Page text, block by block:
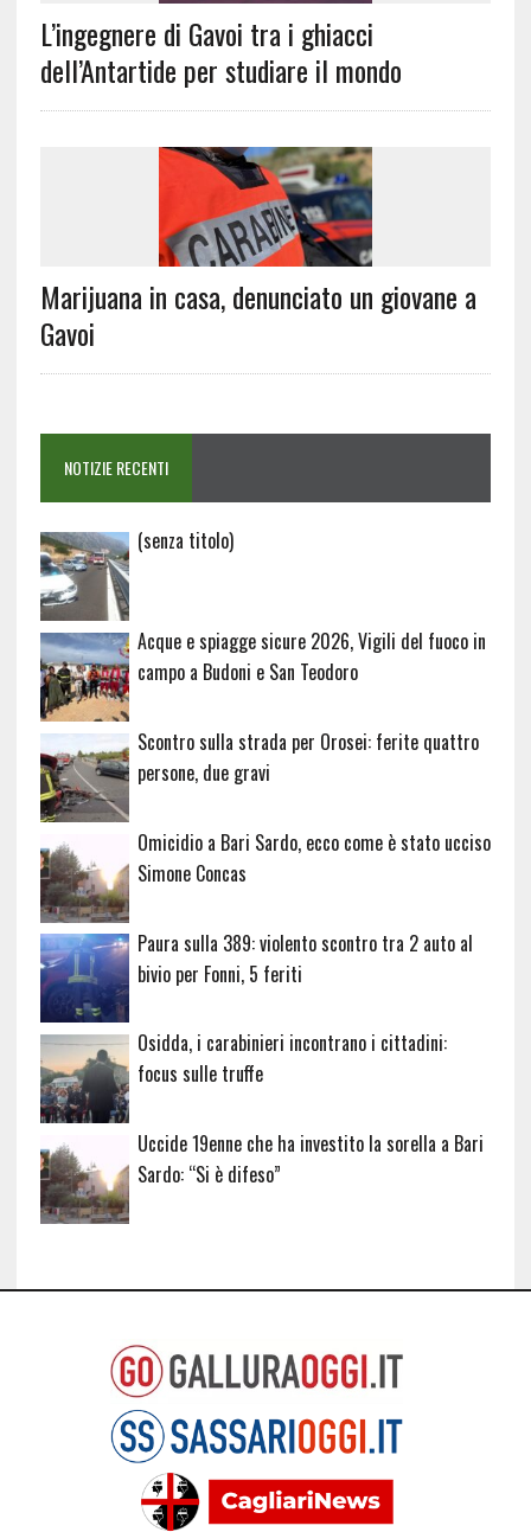
L’ingegnere di Gavoi tra i ghiacci
dell’Antartide per studiare il mondo
Marijuana in casa, denunciato un giovane a
Gavoi
NOTIZIE RECENTI
(senza titolo)Articolo
Acque e spiagge sicure 2026, Vigili del fuoco in
campo a Budoni e San Teodoro
Scontro sulla strada per Orosei: ferite quattro
persone, due gravi
Omicidio a Bari Sardo, ecco come è stato ucciso
Simone Concas
Paura sulla 389: violento scontro tra 2 auto al
bivio per Fonni, 5 feriti
Osidda, i carabinieri incontrano i cittadini:
focus sulle truffe
Uccide 19enne che ha investito la sorella a Bari
Sardo: “Si è difeso”